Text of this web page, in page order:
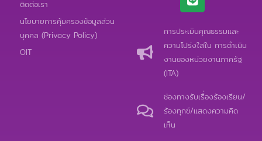
ติดต่อเรา
นโยบายการคุ้มครองข้อมูลส่วน
บุคคล (Privacy Policy)
OIT
t
u
b
e
o
p
e
e
การประเมินคุณธรรมและ
ความโปร่งใสใน การดำเนิน
งานของหน่วยงานภาครัฐ
(ITA)
ช่องทางรับเรื่องร้องเรียน/
ร้องทุกข์/แสดงความคิด
เห็น